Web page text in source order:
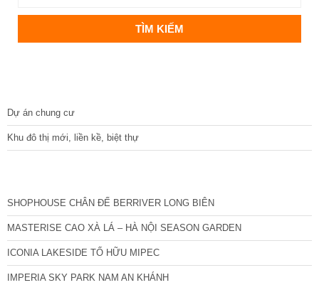
Dự án chung cư
Khu đô thị mới, liền kề, biệt thự
SHOPHOUSE CHÂN ĐẾ BERRIVER LONG BIÊN
MASTERISE CAO XÀ LÁ – HÀ NỘI SEASON GARDEN
ICONIA LAKESIDE TỐ HỮU MIPEC
IMPERIA SKY PARK NAM AN KHÁNH